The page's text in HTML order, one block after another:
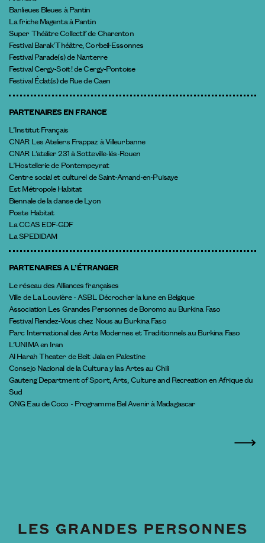
Banlieues Bleues à Pantin
La friche Magenta à Pantin
Super Théâtre Collectif de Charenton
Festival Barak’Théâtre, Corbeil-Essonnes
Festival Parade(s) de Nanterre
Festival Cergy-Soit ! de Cergy-Pontoise
Festival Éclat(s) de Rue de Caen
PARTENAIRES EN FRANCE
L’Institut Français
CNAR Les Ateliers Frappaz à Villeurbanne
CNAR L’atelier 231 à Sotteville-lés-Rouen
L’Hostellerie de Pontempeyrat
Centre social et culturel de Saint-Amand-en-Puisaye
Est Métropole Habitat
Biennale de la danse de Lyon
Poste Habitat
La CCAS EDF-GDF
La SPEDIDAM
PARTENAIRES A L’ÉTRANGER
Le réseau des Alliances françaises
Ville de La Louvière - ASBL Décrocher la lune en Belgique
Association Les Grandes Personnes de Boromo au Burkina Faso
Festival Rendez-Vous chez Nous au Burkina Faso
Parc International des Arts Modernes et Traditionnels au Burkina Faso
L’UNIMA en Iran
Al Harah Theater de Beit Jala en Palestine
Consejo Nacional de la Cultura y las Artes au Chili
Gauteng Department of Sport, Arts, Culture and Recreation en Afrique du
Sud
ONG Eau de Coco - Programme Bel Avenir à Madagascar